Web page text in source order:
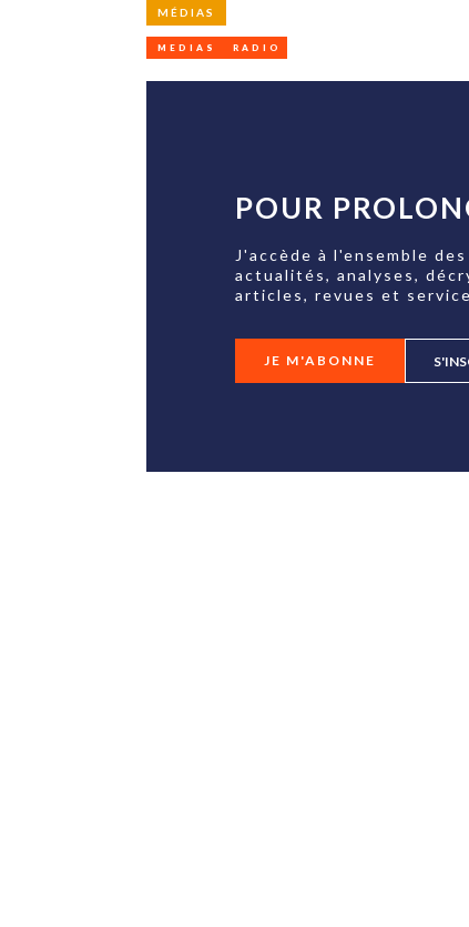
MÉDIAS
MEDIAS RADIO
POUR
J'accède à l'ensemble
actualités, analyses,
articles, revues et
JE M'ABONNE